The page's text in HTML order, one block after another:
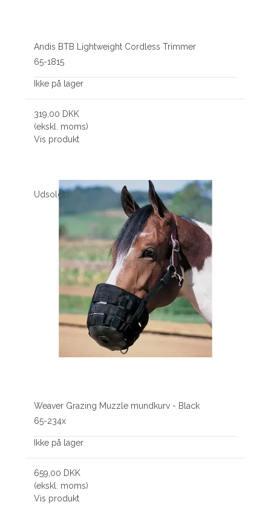
Andis BTB Lightweight Cordless Trimmer
65-1815
Ikke på lager
319,00 DKK
(ekskl. moms)
Vis produkt
Udsolgt
Weaver Grazing Muzzle mundkurv - Black
65-234x
Ikke på lager
659,00 DKK
(ekskl. moms)
Vis produkt